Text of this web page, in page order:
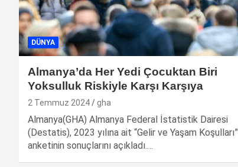
DÜNYA
Almanya’da Her Yedi Çocuktan Biri
Yoksulluk Riskiyle Karşı Karşıya
2 Temmuz 2024 gha
Almanya(GHA) Almanya Federal İstatistik Dairesi
(Destatis), 2023 yılına ait “Gelir ve Yaşam Koşulları”
anketinin sonuçlarını açıkladı.…